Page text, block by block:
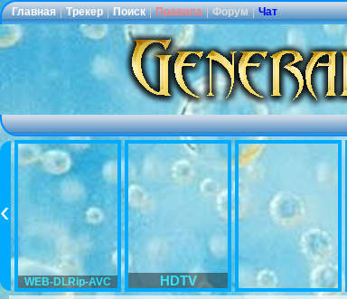
Главная | Трекер | Поиск | Правила | Форум | Чат
WEB-DLRip-AVC HDTV